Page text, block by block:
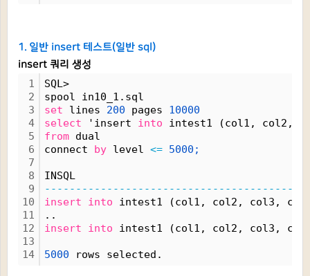
1. 일반 insert 테스트(일반 sql)
insert 쿼리 생성
1
2
3
4
5
6
7
8
9
10
11
12
13
14
SQL>
spool in10_1.sql
set lines 200 pages 10000
select 'insert into intest1 (col1,
from dual
connect by level <= 5000;
INSQL
insert
into intest1 (col1, col2, col3,
..
insert
into intest1 (col1, col2, col3,
5000 rows selected.